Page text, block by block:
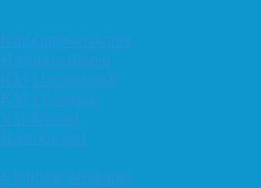
Klubbmesterskapet
Høstturneringen
KM i hurtigsjakk
KM i lynsjakk
Vår-konrad
Høst-konrad
Klubbmesterskapet